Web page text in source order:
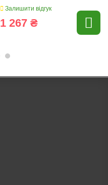
Залишити відгук
1 267 ₴